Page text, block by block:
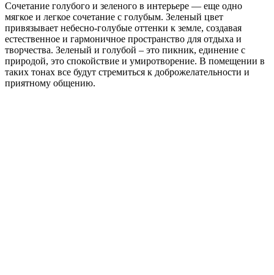
Сочетание голубого и зеленого в интерьере — еще одно
мягкое и легкое сочетание с голубым. Зеленый цвет
привязывает небесно-голубые оттенки к земле, создавая
естественное и гармоничное пространство для отдыха и
творчества. Зеленый и голубой – это пикник, единение с
природой, это спокойствие и умиротворение. В помещении в
таких тонах все будут стремиться к доброжелательности и
приятному общению.